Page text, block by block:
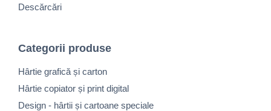
Descărcări
Categorii produse
Hârtie grafică și carton
Hârtie copiator și print digital
Design - hârtii și cartoane speciale